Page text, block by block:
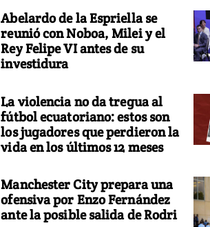
Abelardo de la Espriella se
reunió con Noboa, Milei y el
Rey Felipe VI antes de su
investidura
La violencia no da tregua al
fútbol ecuatoriano: estos son
los jugadores que perdieron la
vida en los últimos 12 meses
Manchester City prepara una
ofensiva por Enzo Fernández
ante la posible salida de Rodri